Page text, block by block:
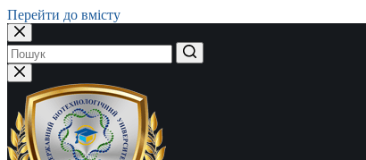
Перейти до вмісту
Немає
результатів